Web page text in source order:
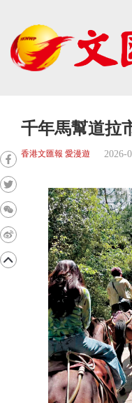
千年馬幫道拉
香港文匯報 愛漫遊 2026-